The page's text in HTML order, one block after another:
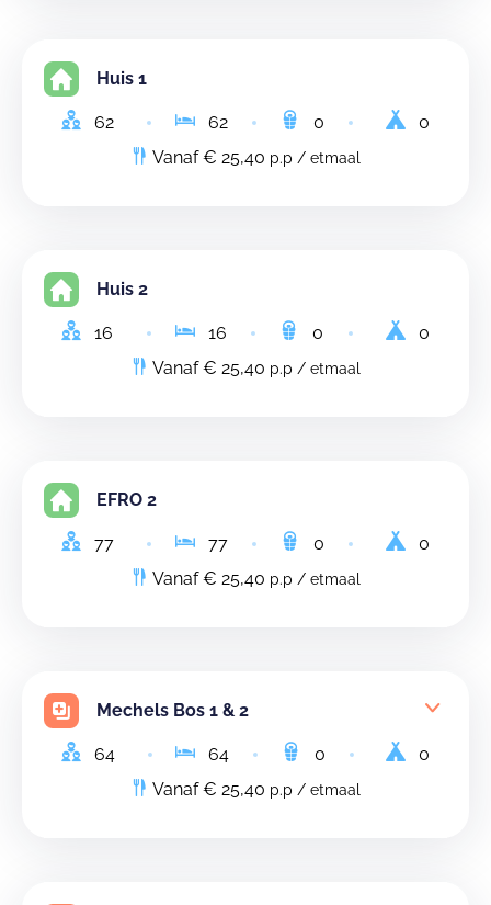
Huis 1
62 62 0
0
Vanaf € 25,40 p.p / etmaal
Huis 2
16 16 0
0
Vanaf € 25,40 p.p / etmaal
EFRO 2
77 77 0
0
Vanaf € 25,40 p.p / etmaal
Mechels Bos 1 & 2
64 64 0
0
Vanaf € 25,40 p.p / etmaal